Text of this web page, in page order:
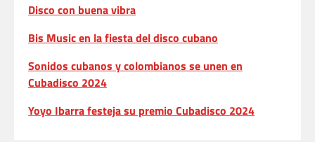
Disco con buena vibra
Bis Music en la fiesta del disco cubano
Sonidos cubanos y colombianos se unen en
Cubadisco 2024
Yoyo Ibarra festeja su premio Cubadisco 2024